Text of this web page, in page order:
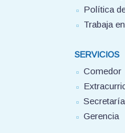
Política
Trabaja
SERVICIOS
Comedor
Secretaría
Gerencia